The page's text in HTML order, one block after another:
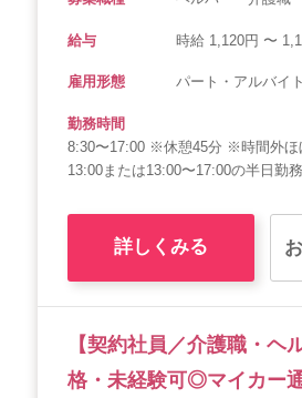
給与 時給 1,120円 〜
雇用形態 パート・アルバイト
勤務時間
8:30〜17:00 ※休憩45分 ※時間外
13:00または13:00〜17:00の半日勤
詳しくみる
【契約社員／介護職・ヘ
格・未経験可◎マイカー